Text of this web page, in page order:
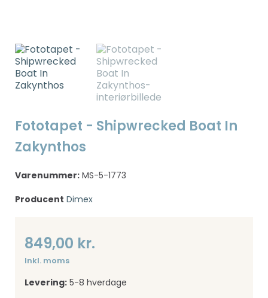
Fototapet - Shipwrecked Boat In
Zakynthos
Varenummer: MS-5-1773
Producent Dimex
849,00 kr.
Inkl. moms
Levering: 5-8 hverdage